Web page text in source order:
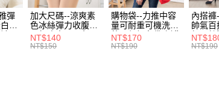
3.完整用戶服務條款，請詳閱以下連結：https://oppay.tw/
【注意事項】
１．透過由恩沛科技股份有限公司提供之「AFTEE先享後
交易，需依本服務之必要範圍內提供個人資料，並將交易
每筆NT$70，滿NT$699(含以上)免運費
宅配
每筆NT$100，滿NT$1,000(含以上)免運費
彈
無
加大尺碼--涼爽素
色冰絲彈力收腹提
臀無痕中腰三角內
褲(黑.紅.粉.紫L-
NT$140
NT$150
購物袋--力推中容
量可耐重可機洗烘
乾環保帆布袋/側背
包(黑.紅.米F)-
NT$170
NT$190
內搭褲
帥氣百
超彈絲
褲(黑
NT$190